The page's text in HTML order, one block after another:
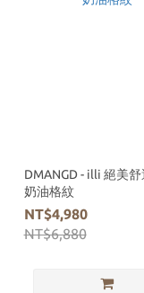
DMANGD - illi 絕美舒
奶油格紋
NT$4,980
NT$6,880